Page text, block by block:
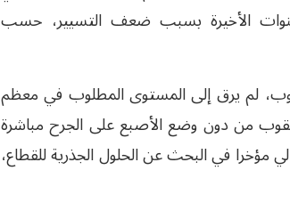
الأخيرة بسبب ضعف التسيير، حسب
لم يرق إلى المستوى المطلوب في معظم
من دون وضع الأصبع على الجرح مباشرة
في البحث عن الحلول الجذرية للقطاع،